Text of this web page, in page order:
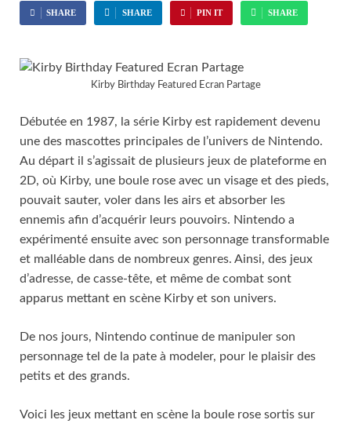
SHARE SHARE PIN IT SHARE
Kirby Birthday Featured Ecran Partage
Débutée en 1987, la série Kirby est rapidement devenu
une des mascottes principales de l’univers de Nintendo.
Au départ il s’agissait de plusieurs jeux de plateforme en
2D, où Kirby, une boule rose avec un visage et des pieds,
pouvait sauter, voler dans les airs et absorber les
ennemis afin d’acquérir leurs pouvoirs. Nintendo a
expérimenté ensuite avec son personnage transformable
et malléable dans de nombreux genres. Ainsi, des jeux
d’adresse, de casse-tête, et même de combat sont
apparus mettant en scène Kirby et son univers.
De nos jours, Nintendo continue de manipuler son
personnage tel de la pate à modeler, pour le plaisir des
petits et des grands.
Voici les jeux mettant en scène la boule rose sortis sur